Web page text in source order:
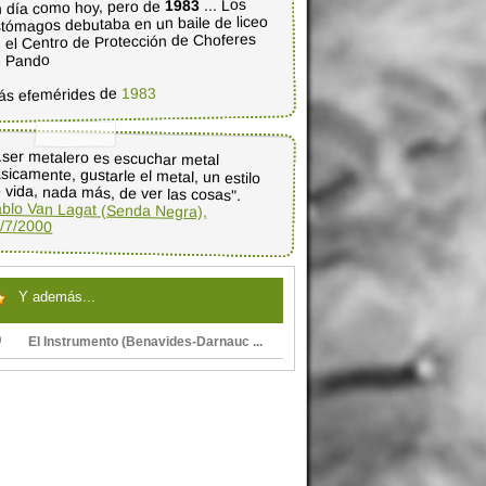
día como hoy, pero de1983 ... Los
debutaba en un baile de liceo
el Centro de Protección de Choferes
Pando
efemérides de 1983
metalero es escuchar metal
gustarle el metal, un estilo
vida, nada más, de ver las cosas".
Van Lagat (Senda Negra),
7/2000
Y además...
El Instrumento (Benavides-Darnauc ...